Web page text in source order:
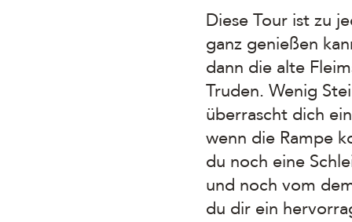
Diese Tour ist zu
ganz genießen
dann die alte
Truden. Wenig
überrascht dich
wenn die Rampe
du noch eine
und noch vom
du dir ein